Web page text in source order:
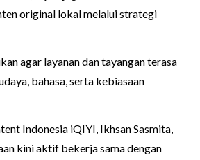
original lokal melalui strategi
agar layanan dan tayangan terasa
bahasa, serta kebiasaan
Indonesia iQIYI, Ikhsan Sasmita,
kini aktif bekerja sama dengan